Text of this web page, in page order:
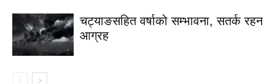
चट्याङसहित वर्षाको सम्भावना, सतर्क रहन
आग्रह